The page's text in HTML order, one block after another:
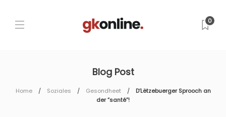
0
Blog Post
Home Soziales Gesondheet
D’Lëtzebuerger Sprooch an
der “santé”!